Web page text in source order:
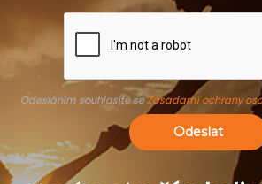
Odesláním souhlasíte seZásadami ochrany
Odeslat